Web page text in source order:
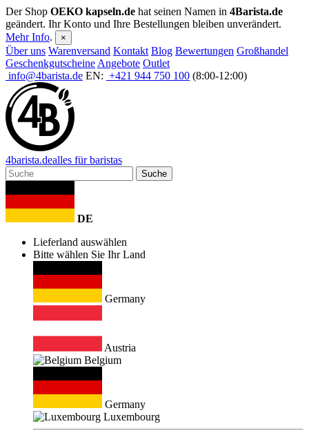
Der Shop OEKO kapseln.de hat seinen Namen in 4Barista.de
geändert. Ihr Konto und Ihre Bestellungen bleiben unverändert.
Mehr Info. ×
Über uns Warenversand Kontakt Blog Bewertungen Großhandel
Geschenkgutscheine Angebote Outlet
info@4barista.de EN: +421 944 750 100 (8:00-12:00)
4barista.dealles für baristas
Suche
DE
Lieferland auswählen
Bitte wählen Sie Ihr Land
Germany
Austria
Belgium
Germany
Luxembourg